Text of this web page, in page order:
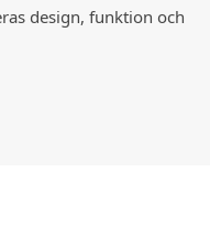
design, funktion och